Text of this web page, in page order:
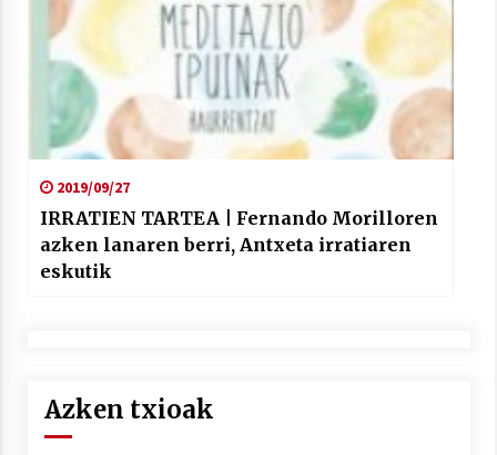
2019/09/27
IRRATIEN TARTEA | Fernando Morilloren
azken lanaren berri, Antxeta irratiaren
eskutik
Azken txioak